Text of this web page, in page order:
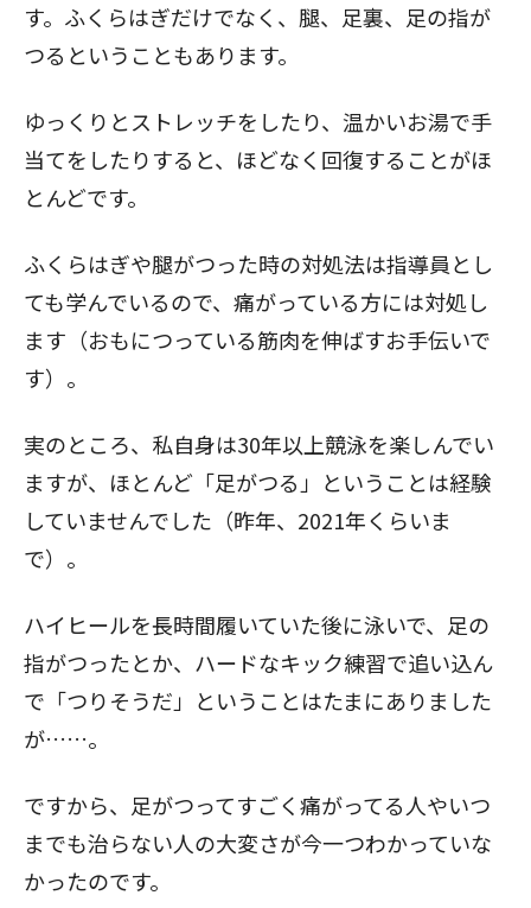
す。ふくらはぎだけでなく、腿、足裏、足の指が
つるということもあります。
ゆっくりとストレッチをしたり、温かいお湯で手
当てをしたりすると、ほどなく回復することがほ
とんどです。
ふくらはぎや腿がつった時の対処法は指導員とし
ても学んでいるので、痛がっている方には対処し
ます（おもにつっている筋肉を伸ばすお手伝いで
す）。
実のところ、私自身は30年以上競泳を楽しんでい
ますが、ほとんど「足がつる」ということは経験
していませんでした（昨年、2021年くらいま
で）。
ハイヒールを長時間履いていた後に泳いで、足の
指がつったとか、ハードなキック練習で追い込ん
で「つりそうだ」ということはたまにありました
が……。
ですから、足がつってすごく痛がってる人やいつ
までも治らない人の大変さが今一つわかっていな
かったのです。